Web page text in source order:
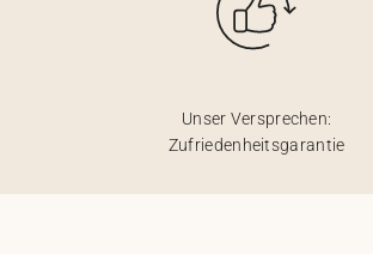
Unser Versprechen:
Zufriedenheitsgarantie